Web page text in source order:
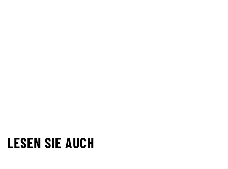
LESEN SIE AUCH